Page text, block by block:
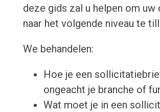
deze gids zal u helpen om uw
naar het volgende niveau te
We behandelen:
Hoe je een
ongeacht je branche of
Wat moet je in een